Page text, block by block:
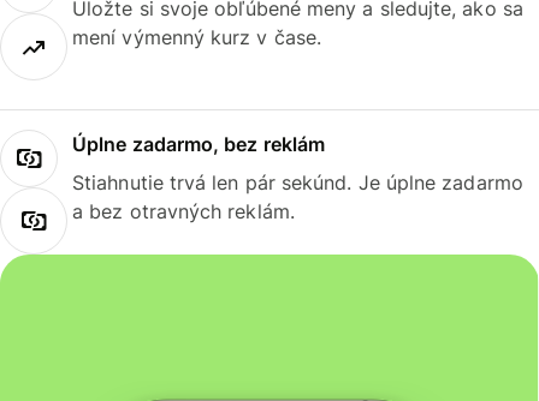
Uložte si svoje obľúbené meny a sledujte, ako sa
mení výmenný kurz v čase.
Úplne zadarmo, bez reklám
Stiahnutie trvá len pár sekúnd. Je úplne zadarmo
a bez otravných reklám.